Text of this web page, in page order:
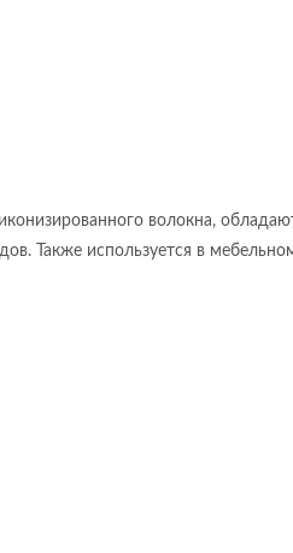
волокна,
Также используется в